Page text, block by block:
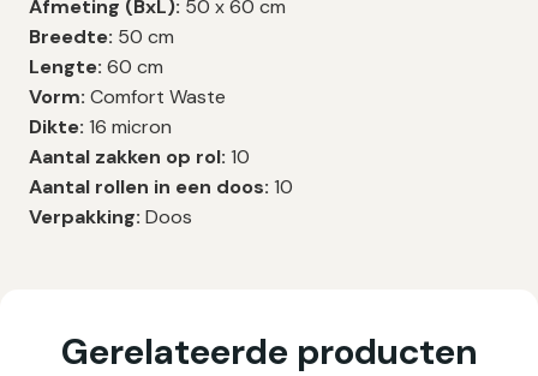
Afmeting (BxL): 50 x 60 cm
Breedte: 50 cm
Lengte: 60 cm
Vorm: Comfort Waste
Dikte: 16 micron
Aantal zakken op rol: 10
Aantal rollen in een doos: 10
Verpakking: Doos
Gerelateerde producten